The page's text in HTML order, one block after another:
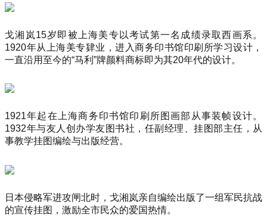
戈湘岚15岁即被上海美专以考试第一名成绩录取西画系。
1920年从上海美专肄业，进入商务印书馆印刷所学习设计，
一直沿用至今的“马利”牌颜料商标即为其20年代的设计。
1921年起在上海商务印书馆印刷所图画部从事装帧设计。
1932年与友人创办学友图书社，任副经理、挂图部主任，从
事教学挂图编绘与出版经营。
日本侵略军进攻闸北时，戈湘岚亲自编绘出版了一组军民抗战
的宣传挂图，激励全市民众的爱国热情。